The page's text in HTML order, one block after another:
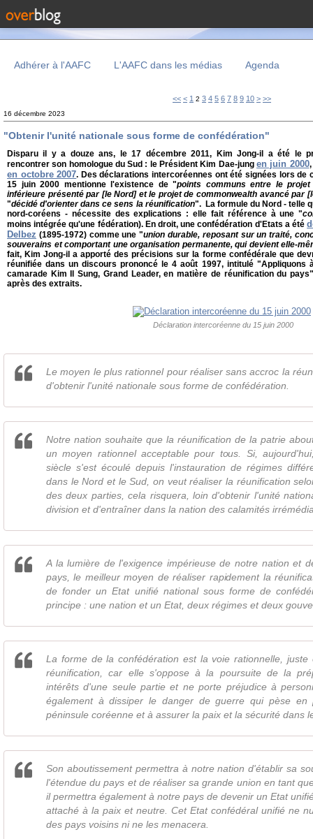
Adhérer à l'AAFC L'AAFC dans les médias Agenda
<< < 1 2 3 4 5 6 7 8 9 10 20
> >>
16 décembre 2023
"Obtenir l'unité nationale sous forme de confédération"
Disparu il y a douze ans, le 17 décembre 2011, Kim Jong-il a été le
rencontrer son homologue du Sud : le Président Kim Dae-jung en juin 2000,
en octobre 2007. Des déclarations intercoréennes ont été signées lors de
15 juin 2000 mentionne l'existence de "points communs entre le
inférieure présenté par [le Nord] et le projet de commonwealth avancé par
"décidé d'orienter dans ce sens la réunification". La formule du Nord - telle
nord-coréens - nécessite des explications : elle fait référence à une "
moins intégrée qu'une fédération). En droit, une confédération d'Etats a été
Delbez (1895-1972) comme une "union durable, reposant sur un traité,
souverains et comportant une organisation permanente, qui devient elle-
fait, Kim Jong-il a apporté des précisions sur la forme confédérale que
réunifiée dans un discours prononcé le 4 août 1997, intitulé "Appliquons
camarade Kim Il Sung, Grand Leader, en matière de réunification du
après des extraits.
Déclaration intercoréenne du 15 juin 2000
Le moyen le plus rationnel pour réaliser sans accroc la
d'obtenir l'unité nationale sous forme de confédération.
Notre nation souhaite que la réunification de la patrie
un moyen rationnel acceptable pour tous. Si,
siècle s'est écoulé depuis l'instauration de régimes
dans le Nord et le Sud, on veut réaliser la réunification
des deux parties, cela risquera, loin d'obtenir l'unité
division et d'entraîner dans la nation des calamités
A la lumière de l'exigence impérieuse de notre nation et
pays, le meilleur moyen de réaliser rapidement la
de fonder un Etat unifié national sous forme de
principe : une nation et un Etat, deux régimes et deux
La forme de la confédération est la voie rationnelle, juste
réunification, car elle s'oppose à la poursuite de la
intérêts d'une seule partie et ne porte préjudice à
également à dissiper le danger de guerre qui pèse en
péninsule coréenne et à assurer la paix et la sécurité dans
Son aboutissement permettra à notre nation d'établir sa
l'étendue du pays et de réaliser sa grande union en tant
il permettra également à notre pays de devenir un Etat
attaché à la paix et neutre. Cet Etat confédéral unifié ne
des pays voisins ni ne les menacera.